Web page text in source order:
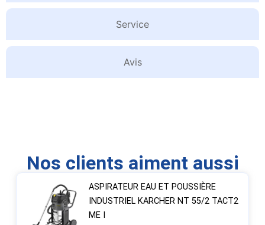
Service
Avis
Nos clients aiment aussi
ASPIRATEUR EAU ET POUSSIÈRE
INDUSTRIEL KARCHER NT 55/2 TACT2
ME I